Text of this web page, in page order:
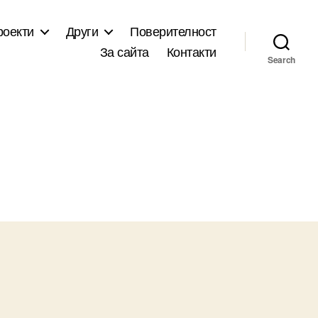
Други
Поверителност
За сайта
Контакти Search